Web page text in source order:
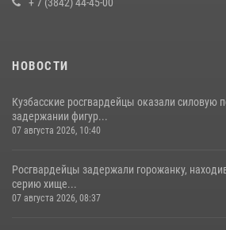
+ 7 (3842) 44-45-00
НОВОСТИ
Кузбасские росгвардейцы оказали силовую
задержании фигур...
07 августа 2026, 10:40
Росгвардейцы задержали горожанку,
серию хище...
07 августа 2026, 08:37